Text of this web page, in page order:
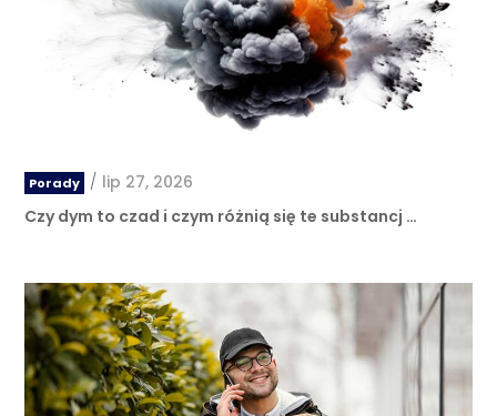
Porady / lip 27, 2026
Czy dym to czad i czym różnią się te substancj …